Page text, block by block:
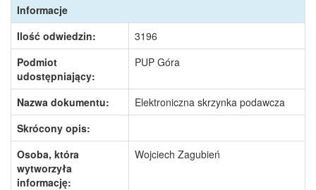
Informacje
Ilość odwiedzin:
3196
Podmiot
udostępniający:
PUP Góra
Nazwa dokumentu:
Elektroniczna skrzynka podawcza
Skrócony opis:
Osoba, która
wytworzyła
informację:
Wojciech Zagubień